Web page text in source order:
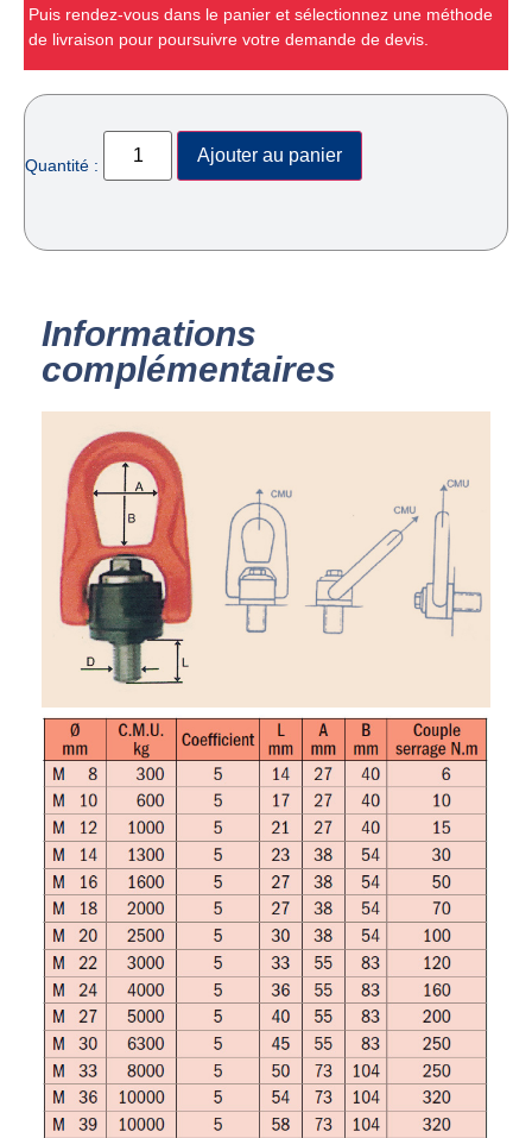
Puis rendez-vous dans le panier et sélectionnez une méthode
de livraison pour poursuivre votre demande de devis.
Quantité : Ajouter au panier
Informations
complémentaires